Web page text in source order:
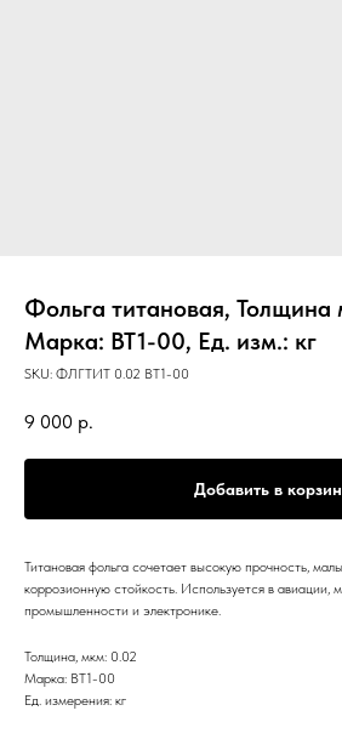
Фольга титановая,
Марка: ВТ1-00, Ед. изм.: кг
SKU: ФЛГТИТ 0.02 ВТ1-00
9 000 р.
Добавить в
Титановая фольга сочетает высокую прочность,
коррозионную стойкость. Используется в авиации,
промышленности и электронике.
Толщина, мкм: 0.02
Марка: ВТ1-00
Ед. измерения: кг